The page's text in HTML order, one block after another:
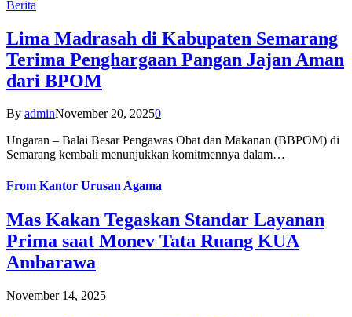
Berita
Lima Madrasah di Kabupaten Semarang
Terima Penghargaan Pangan Jajan Aman
dari BPOM
By adminNovember 20, 20250
Ungaran – Balai Besar Pengawas Obat dan Makanan (BBPOM) di
Semarang kembali menunjukkan komitmennya dalam…
From Kantor Urusan Agama
Mas Kakan Tegaskan Standar Layanan
Prima saat Monev Tata Ruang KUA
Ambarawa
November 14, 2025